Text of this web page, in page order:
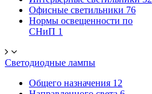
Офисные светильники 76
Нормы освещенности по
СНиП 1
Светодиодные лампы
Общего назначения 12